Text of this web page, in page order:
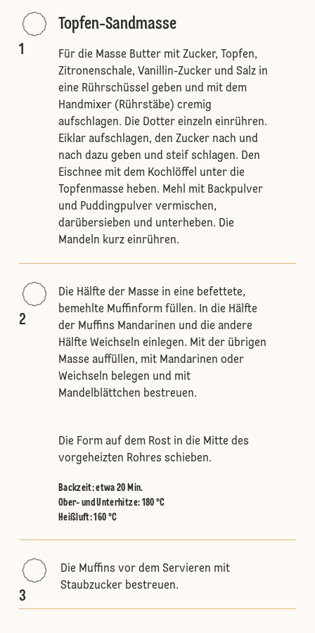
1
Topfen-Sandmasse
Für die Masse Butter mit Zucker, Topfen,
Zitronenschale, Vanillin-Zucker und Salz in
eine Rührschüssel geben und mit dem
Handmixer (Rührstäbe) cremig
aufschlagen. Die Dotter einzeln einrühren.
Eiklar aufschlagen, den Zucker nach und
nach dazu geben und steif schlagen. Den
Eischnee mit dem Kochlöffel unter die
Topfenmasse heben. Mehl mit Backpulver
und Puddingpulver vermischen,
darübersieben und unterheben. Die
Mandeln kurz einrühren.
2
Die Hälfte der Masse in eine befettete,
bemehlte Muffinform füllen. In die Hälfte
der Muffins Mandarinen und die andere
Hälfte Weichseln einlegen. Mit der übrigen
Masse auffüllen, mit Mandarinen oder
Weichseln belegen und mit
Mandelblättchen bestreuen.
Die Form auf dem Rost in die Mitte des
vorgeheizten Rohres schieben.
Backzeit: etwa 20 Min.
Ober- und Unterhitze: 180 °C
Heißluft:160 °C
3
Die Muffins vor dem Servieren mit
Staubzucker bestreuen.